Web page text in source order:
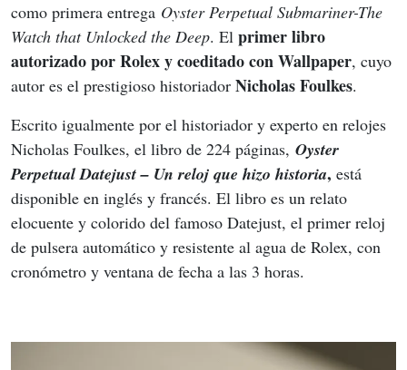
como primera entrega Oyster Perpetual Submariner-The
Watch that Unlocked the Deep. El primer libro
autorizado por Rolex y coeditado con Wallpaper, cuyo
autor es el prestigioso historiador Nicholas Foulkes.
Escrito igualmente por el historiador y experto en relojes
Nicholas Foulkes, el libro de 224 páginas, Oyster
Perpetual Datejust – Un reloj que hizo historia, está
disponible en inglés y francés. El libro es un relato
elocuente y colorido del famoso Datejust, el primer reloj
de pulsera automático y resistente al agua de Rolex, con
cronómetro y ventana de fecha a las 3 horas.